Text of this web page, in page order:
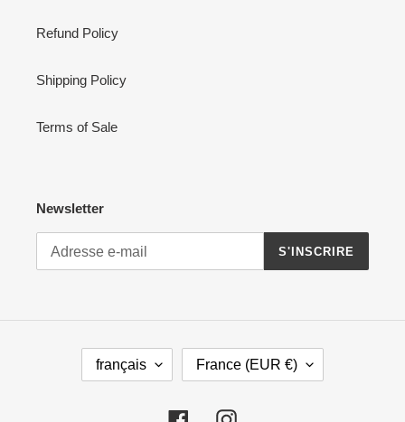
Refund Policy
Shipping Policy
Terms of Sale
Newsletter
S'INSCRIRE
français
S
France (EUR €)
FacebookInstagram